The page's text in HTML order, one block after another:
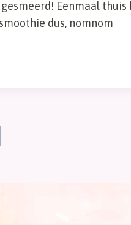
Eenmaal thuis
dus, nomnom